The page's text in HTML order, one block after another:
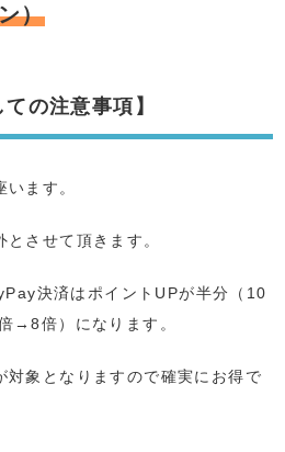
）
の注意事項】
ます。
させて頂きます。
決済はポイントUPが半分（10
倍）になります。
象となりますので確実にお得で